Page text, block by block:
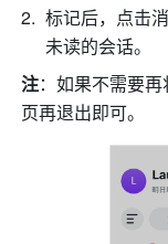
标记后，点击
未读的会话。
注：如果不需要
页再退出即可。